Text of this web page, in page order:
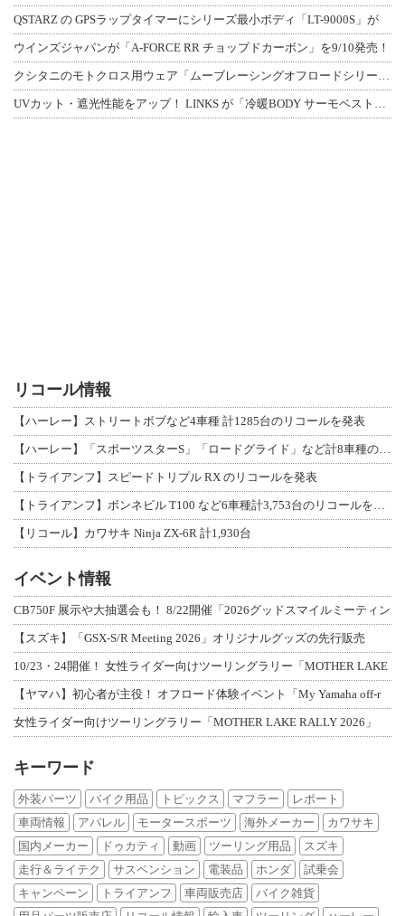
QSTARZ の GPSラップタイマーにシリーズ最小ボディ「LT-9000S」が
ウインズジャパンが「A-FORCE RR チョップドカーボン」を9/10発売！
クシタニのモトクロス用ウェア「ムーブレーシングオフロードシリーズ」3アイテムが登
UVカット・遮光性能をアップ！ LINKS が「冷暖BODY サーモベスト」改良
リコール情報
【ハーレー】ストリートボブなど4車種 計1285台のリコールを発表
【ハーレー】「スポーツスターS」「ロードグライド」など計8車種のリコールを発表
【トライアンフ】スピードトリプル RX のリコールを発表
【トライアンフ】ボンネビル T100 など6車種計3,753台のリコールを発表
【リコール】カワサキ Ninja ZX-6R 計1,930台
イベント情報
CB750F 展示や大抽選会も！ 8/22開催「2026グッドスマイルミーティン
【スズキ】「GSX-S/R Meeting 2026」オリジナルグッズの先行販売
10/23・24開催！ 女性ライダー向けツーリングラリー「MOTHER LAKE
【ヤマハ】初心者が主役！ オフロード体験イベント「My Yamaha off-r
女性ライダー向けツーリングラリー「MOTHER LAKE RALLY 2026」
キーワード
外装パーツ バイク用品 トピックス マフラー
レポート
車両情報
アパレル モータースポーツ 海外メーカー
カワサキ
国内メーカー
ドゥカティ 動画 ツーリング用品
スズキ
走行＆ライテク
サスペンション 電装品 ホンダ
試乗会
キャンペーン
トライアンフ 車両販売店
バイク雑貨